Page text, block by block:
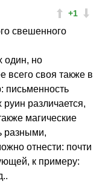
+1
свешенного
один, но
всего своя также в
письменность
различается,
магические
разными,
отнести: почти
к примеру: